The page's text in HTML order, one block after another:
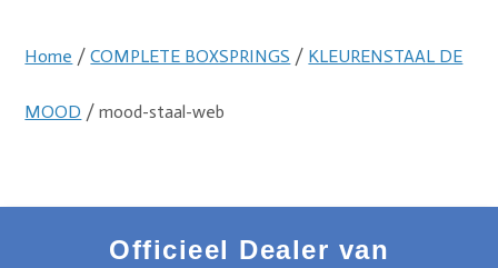
Home /COMPLETE BOXSPRINGS / KLEURENSTAAL DE
MOOD / mood-staal-web
Officieel Dealer van